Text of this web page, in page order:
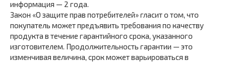
информация — 2 года.
Закон «О защите прав потребителей» гласит о том, что
покупатель может предъявить требования по качеству
продукта в течение гарантийного срока, указанного
изготовителем. Продолжительность гарантии — это
изменчивая величина, срок может варьироваться в